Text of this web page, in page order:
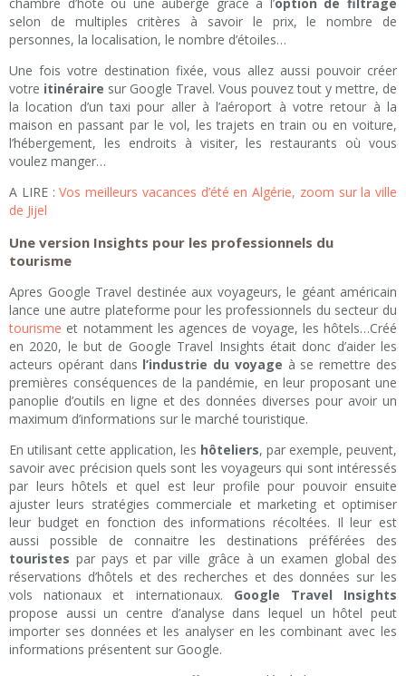
selon de multiples critères à savoir le prix, le nombre de
personnes, la localisation, le nombre d’étoiles…
Une fois votre destination fixée, vous allez aussi pouvoir créer
votre itinéraire sur Google Travel. Vous pouvez tout y mettre, de
la location d’un taxi pour aller à l’aéroport à votre retour à la
maison en passant par le vol, les trajets en train ou en voiture,
l’hébergement, les endroits à visiter, les restaurants où vous
voulez manger…
A LIRE :Vos meilleurs vacances d’été en Algérie, zoom sur la ville
de Jijel
Une version Insights pour les professionnels du
tourisme
Apres Google Travel destinée aux voyageurs, le géant américain
lance une autre plateforme pour les professionnels du secteur du
tourisme et notamment les agences de voyage, les hôtels…Créé
en 2020, le but de Google Travel Insights était donc d’aider les
acteurs opérant dans l’industrie du voyage à se remettre des
premières conséquences de la pandémie, en leur proposant une
panoplie d’outils en ligne et des données diverses pour avoir un
maximum d’informations sur le marché touristique.
En utilisant cette application, les hôteliers, par exemple, peuvent,
savoir avec précision quels sont les voyageurs qui sont intéressés
par leurs hôtels et quel est leur profile pour pouvoir ensuite
ajuster leurs stratégies commerciale et marketing et optimiser
leur budget en fonction des informations récoltées. Il leur est
aussi possible de connaitre les destinations préférées des
touristes par pays et par ville grâce à un examen global des
réservations d’hôtels et des recherches et des données sur les
vols nationaux et internationaux. Google Travel Insights
propose aussi un centre d’analyse dans lequel un hôtel peut
importer ses données et les analyser en les combinant avec les
informations présentent sur Google.